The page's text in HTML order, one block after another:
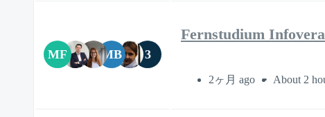
MF MB 3
Fernstudium
2ヶ月 ago About 2